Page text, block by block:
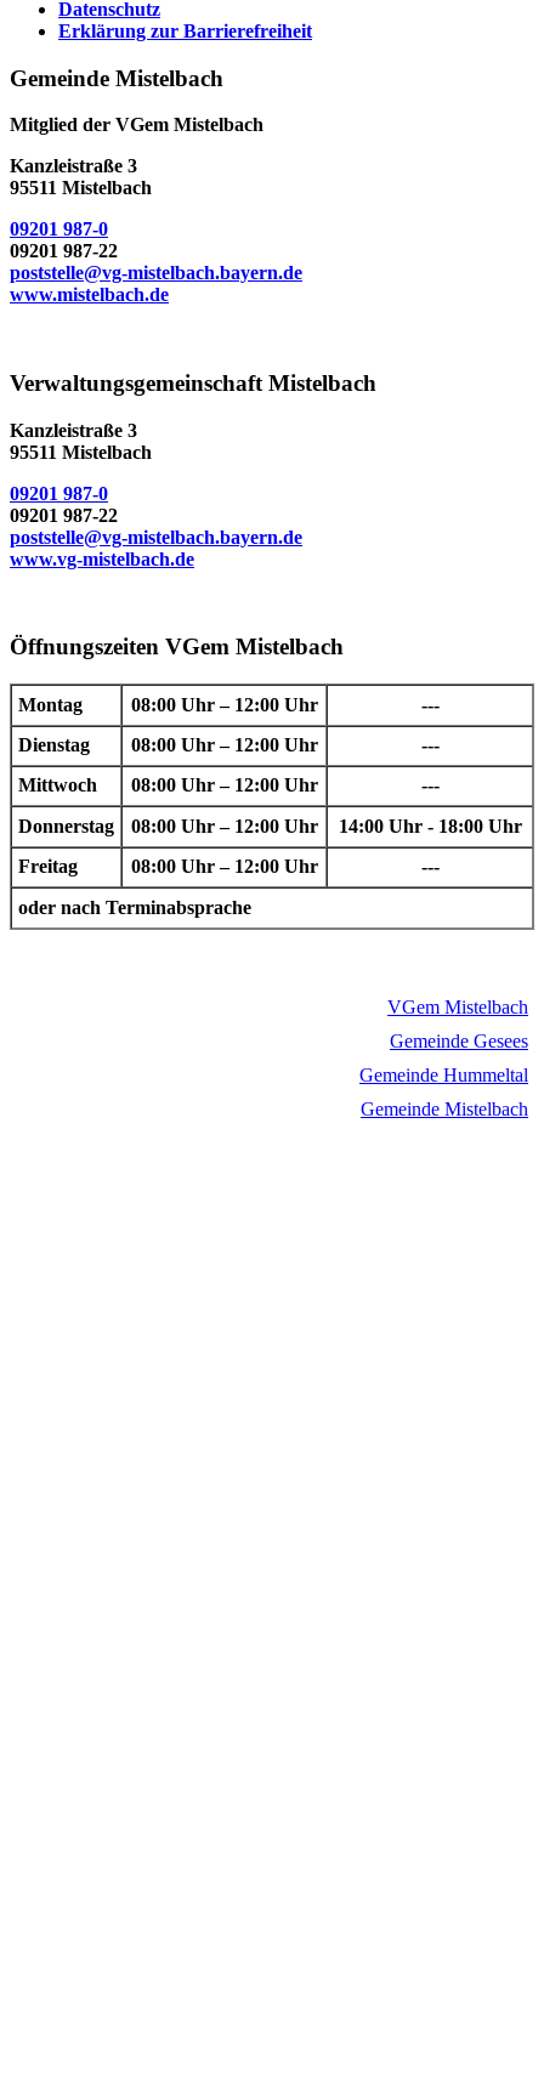
Datenschutz
Erklärung zur Barrierefreiheit
Gemeinde Mistelbach
Mitglied der VGem Mistelbach
Kanzleistraße 3
95511 Mistelbach
09201 987-0
09201 987-22
poststelle@vg-mistelbach.bayern.de
www.mistelbach.de
Verwaltungsgemeinschaft Mistelbach
Kanzleistraße 3
95511 Mistelbach
09201 987-0
09201 987-22
poststelle@vg-mistelbach.bayern.de
www.vg-mistelbach.de
Öffnungszeiten VGem Mistelbach
Montag 08:00 Uhr – 12:00 Uhr
---
Dienstag
08:00 Uhr – 12:00 Uhr
---
Mittwoch
08:00 Uhr – 12:00 Uhr
---
Donnerstag
08:00 Uhr – 12:00 Uhr
14:00 Uhr - 18:00 Uhr
Freitag
08:00 Uhr – 12:00 Uhr
---
oder nach Terminabsprache
VGem Mistelbach
Gemeinde Gesees
Gemeinde Hummeltal
Gemeinde Mistelbach